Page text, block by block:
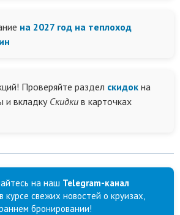
на 2027 год на теплоход
Проверяйте раздел скидок на
и вкладку Скидки в карточках
на наш Telegram-канал
курсе свежих новостей о круизах,
бронировании!